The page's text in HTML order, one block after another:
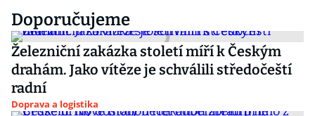
Doporučujeme
Železniční zakázka století míří k Českým
drahám. Jako vítěze je schválili středočeští
radní
Doprava a logistika